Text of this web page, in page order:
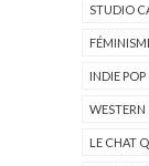
STUDIO
INDIE POP
WESTERN
LE CHAT